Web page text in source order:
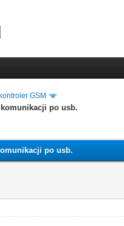
GSM
po usb.
po usb.